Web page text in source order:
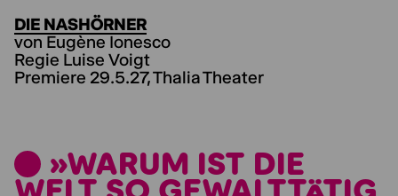
DIE NASHÖRNER
von Eugène Ionesco
Regie Luise Voigt
Premiere 29.5.27, Thalia Theater
»WARUM IST DIE